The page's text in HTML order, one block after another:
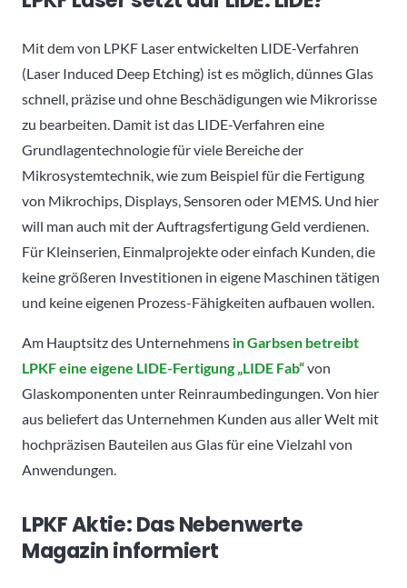
Mit dem von LPKF Laser entwickelten LIDE-Verfahren
(Laser Induced Deep Etching) ist es möglich, dünnes Glas
schnell, präzise und ohne Beschädigungen wie Mikrorisse
zu bearbeiten. Damit ist das LIDE-Verfahren eine
Grundlagentechnologie für viele Bereiche der
Mikrosystemtechnik, wie zum Beispiel für die Fertigung
von Mikrochips, Displays, Sensoren oder MEMS. Und hier
will man auch mit der Auftragsfertigung Geld verdienen.
Für Kleinserien, Einmalprojekte oder einfach Kunden, die
keine größeren Investitionen in eigene Maschinen tätigen
und keine eigenen Prozess-Fähigkeiten aufbauen wollen.
Am Hauptsitz des Unternehmens in Garbsen betreibt
LPKF eine eigene LIDE-Fertigung „LIDE Fab“von
Glaskomponenten unter Reinraumbedingungen. Von hier
aus beliefert das Unternehmen Kunden aus aller Welt mit
hochpräzisen Bauteilen aus Glas für eine Vielzahl von
Anwendungen.
LPKF Aktie: Das Nebenwerte
Magazin informiert